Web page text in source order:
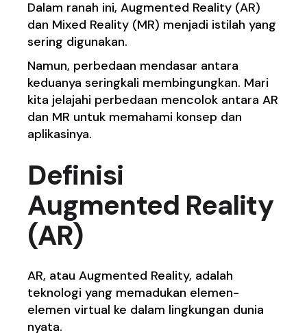
Dalam ranah ini, Augmented Reality (AR)
dan Mixed Reality (MR) menjadi istilah yang
sering digunakan.
Namun, perbedaan mendasar antara
keduanya seringkali membingungkan. Mari
kita jelajahi perbedaan mencolok antara AR
dan MR untuk memahami konsep dan
aplikasinya.
Definisi
Augmented Reality
(AR)
AR, atau Augmented Reality, adalah
teknologi yang memadukan elemen-
elemen virtual ke dalam lingkungan dunia
nyata.